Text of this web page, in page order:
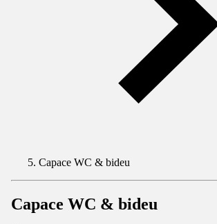
Capace WC & bideu
Capace WC & bideu